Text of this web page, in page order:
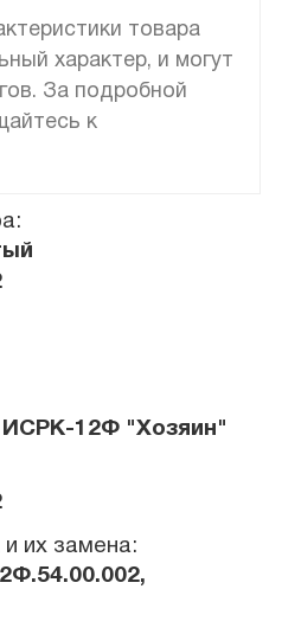
товара
характер, и могут
За подробной
к
ИСРК-12Ф "Хозяин"
их замена: